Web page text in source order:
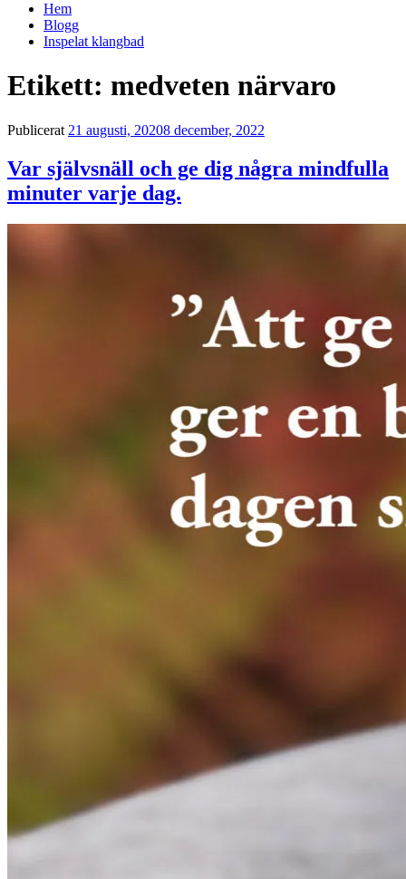
Hem
Blogg
Inspelat klangbad
Etikett: medveten närvaro
Publicerat 21 augusti, 20208 december, 2022
Var självsnäll och ge dig några mindfulla
minuter varje dag.